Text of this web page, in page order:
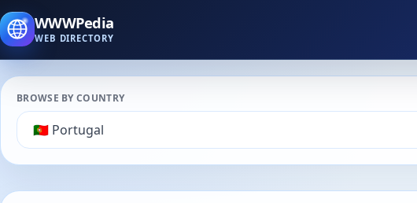
WWWPedia
WEB DIRECTORY
BROWSE BY COUNTRY